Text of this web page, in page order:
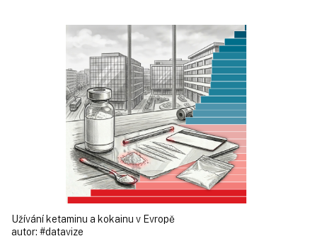
Užívání ketaminu a kokainu v Evropě
autor: #datavize